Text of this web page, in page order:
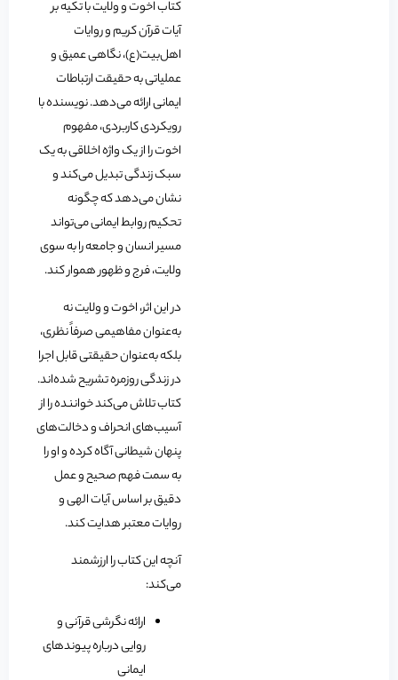
کتاب اخوت و ولایت با تکیه بر
آیات قرآن کریم و روایات
اهل‌بیت(ع)، نگاهی عمیق و
عملیاتی به حقیقت ارتباطات
ایمانی ارائه می‌دهد. نویسنده با
رویکردی کاربردی، مفهوم
اخوت را از یک واژه اخلاقی به یک
سبک زندگی تبدیل می‌کند و
نشان می‌دهد که چگونه
تحکیم روابط ایمانی می‌تواند
مسیر انسان و جامعه را به سوی
ولایت، فرج و ظهور هموار کند.
در این اثر، اخوت و ولایت نه
به‌عنوان مفاهیمی صرفاً نظری،
بلکه به‌عنوان حقیقتی قابل اجرا
در زندگی روزمره تشریح شده‌اند.
کتاب تلاش می‌کند خواننده را از
آسیب‌های انحراف و دخالت‌های
پنهان شیطانی آگاه کرده و او را
به سمت فهم صحیح و عمل
دقیق بر اساس آیات الهی و
روایات معتبر هدایت کند.
آنچه این کتاب را ارزشمند
می‌کند:
ارائه نگرشی قرآنی و
روایی درباره پیوندهای
ایمانی